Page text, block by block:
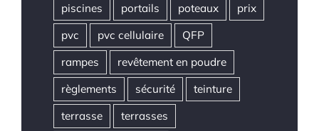
piscines
portails poteaux
prix
pvc
pvc cellulaire
QFP
rampes
revêtement en poudre
règlements
sécurité
teinture
terrasse
terrasses